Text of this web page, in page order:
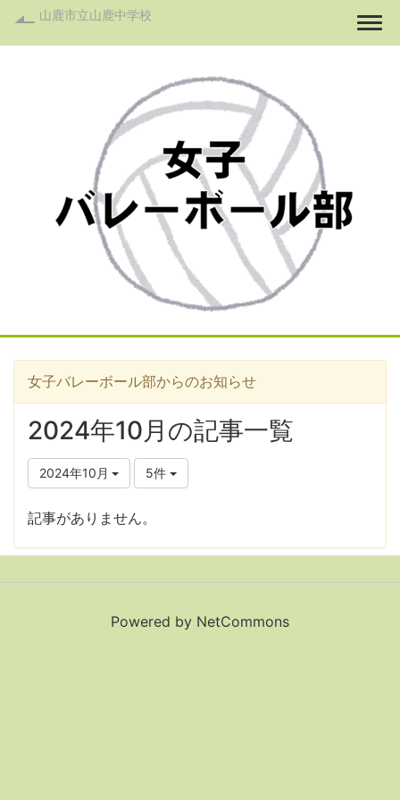
山鹿市立山鹿中学校
女子バレーボール部からのお知らせ
2024年10月の記事一覧
2024年10月 5件
記事がありません。
Powered by NetCommons